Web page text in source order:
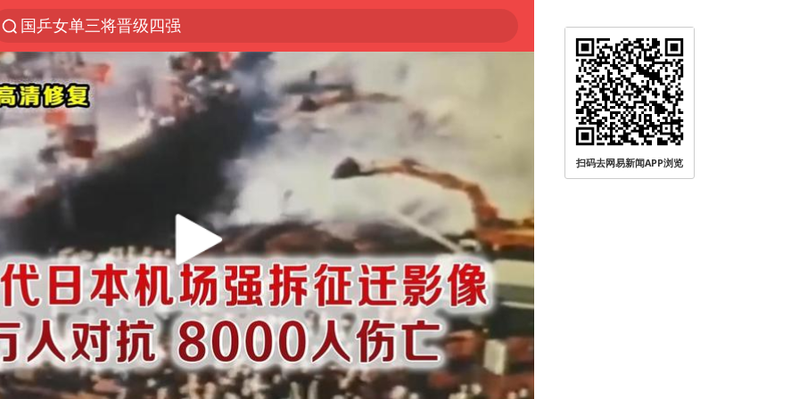
国乒女单三将晋级四强
光影经济撬动暑期消费新蓝海
马克·艾伦退出斯诺克中国公开赛
微信又有新功能，你可以“撤回”你的撤回了！
新疆优化调整景区内自驾服务费
上四休三，但降薪1000元，你接受吗？
情侣平潭拍日出坠崖1死1伤
夏日经济乘“热”而上 消费市场向“新”而行
白海豚将正面袭击贯穿浙江
酒店回应车内过夜被收150元
黄金牛市回来了吗
扫码去网易新闻APP浏览